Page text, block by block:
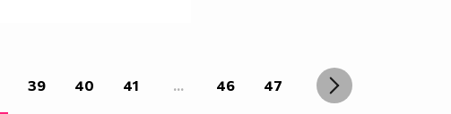
39 40 41 ... 46 47